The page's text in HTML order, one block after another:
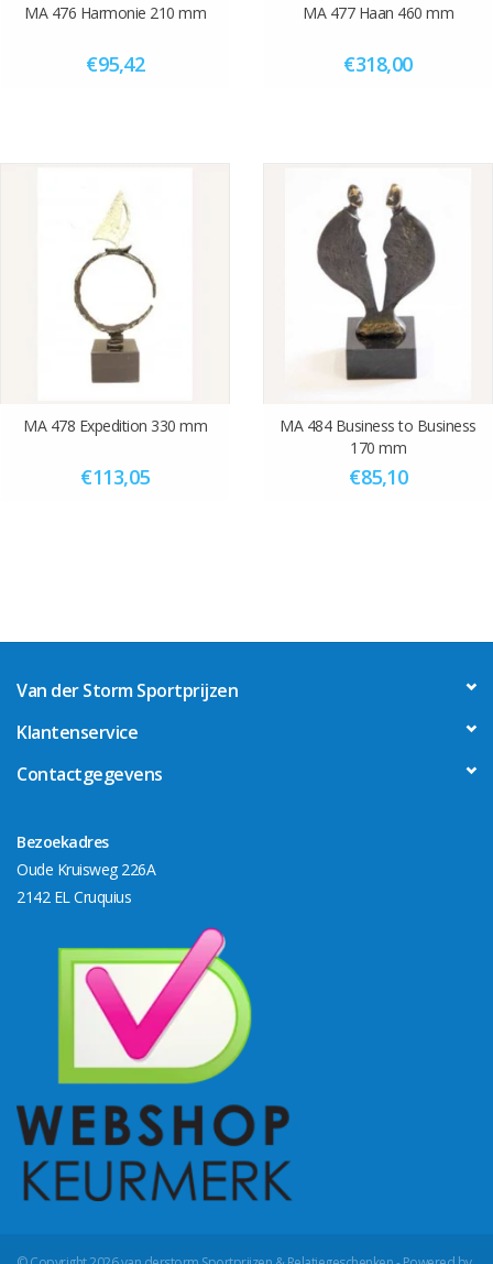
MA 476 Harmonie 210 mm
€95,42
MA 477 Haan 460 mm
€318,00
MA 478 Expedition 330 mm
€113,05
MA 484 Business to Business
170 mm
€85,10
Van der Storm Sportprijzen
Klantenservice
Contactgegevens
Bezoekadres
Oude Kruisweg 226A
2142 EL Cruquius